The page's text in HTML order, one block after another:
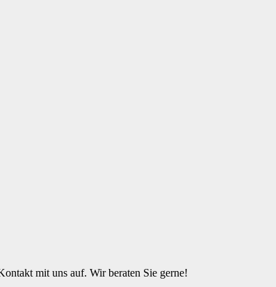
mit uns auf. Wir beraten Sie gerne!